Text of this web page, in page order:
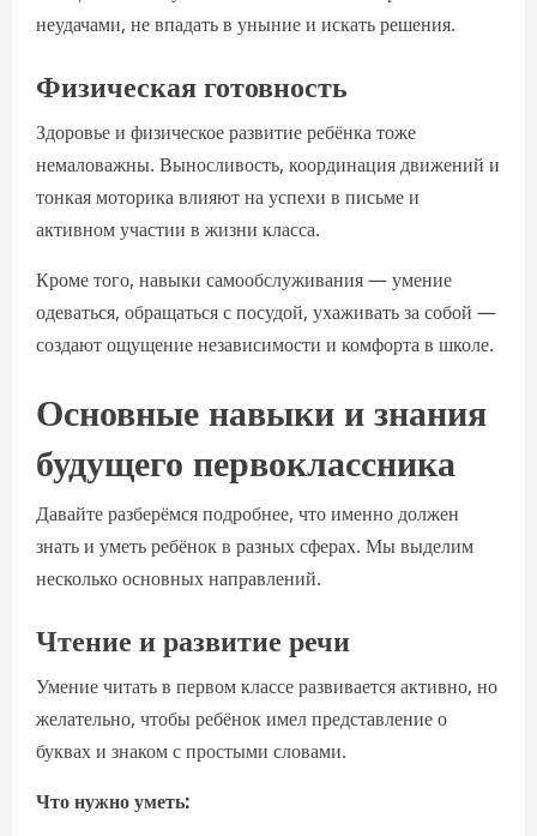
неудачами, не впадать в уныние и искать решения.
Физическая готовность
Здоровье и физическое развитие ребёнка тоже
немаловажны. Выносливость, координация движений и
тонкая моторика влияют на успехи в письме и
активном участии в жизни класса.
Кроме того, навыки самообслуживания — умение
одеваться, обращаться с посудой, ухаживать за собой —
создают ощущение независимости и комфорта в школе.
Основные навыки и знания
будущего первоклассника
Давайте разберёмся подробнее, что именно должен
знать и уметь ребёнок в разных сферах. Мы выделим
несколько основных направлений.
Чтение и развитие речи
Умение читать в первом классе развивается активно, но
желательно, чтобы ребёнок имел представление о
буквах и знаком с простыми словами.
Что нужно уметь: